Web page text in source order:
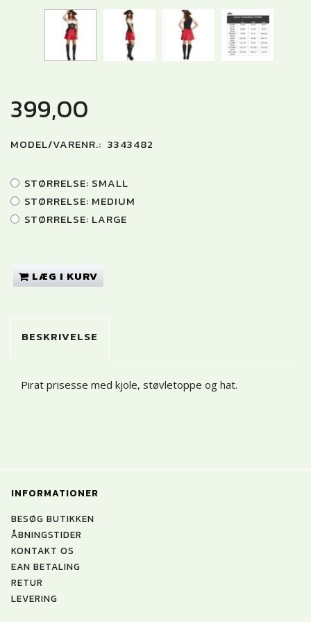
399,00
MODEL/VARENR.: 3343482
STØRRELSE: SMALL
STØRRELSE: MEDIUM
STØRRELSE: LARGE
LÆG I KURV
BESKRIVELSE
Pirat prisesse med kjole, støvletoppe og hat.
INFORMATIONER
BESØG BUTIKKEN
ÅBNINGSTIDER
KONTAKT OS
EAN BETALING
RETUR
LEVERING